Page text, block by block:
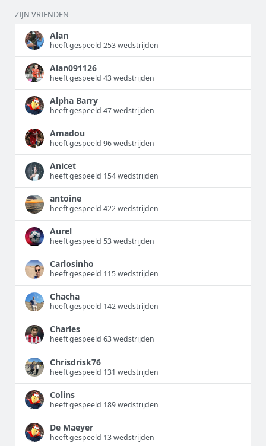
ZIJN VRIENDEN
Alan
heeft gespeeld 253 wedstrijden
Alan091126
heeft gespeeld 43 wedstrijden
Alpha Barry
heeft gespeeld 47 wedstrijden
Amadou
heeft gespeeld 96 wedstrijden
Anicet
heeft gespeeld 154 wedstrijden
antoine
heeft gespeeld 422 wedstrijden
Aurel
heeft gespeeld 53 wedstrijden
Carlosinho
heeft gespeeld 115 wedstrijden
Chacha
heeft gespeeld 142 wedstrijden
Charles
heeft gespeeld 63 wedstrijden
Chrisdrisk76
heeft gespeeld 131 wedstrijden
Colins
heeft gespeeld 189 wedstrijden
De Maeyer
heeft gespeeld 13 wedstrijden